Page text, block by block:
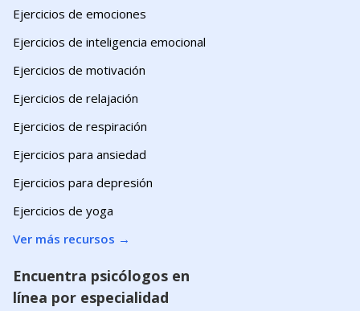
Ejercicios de emociones
Ejercicios de inteligencia emocional
Ejercicios de motivación
Ejercicios de relajación
Ejercicios de respiración
Ejercicios para ansiedad
Ejercicios para depresión
Ejercicios de yoga
Ver más recursos →
Encuentra psicólogos en
línea por especialidad